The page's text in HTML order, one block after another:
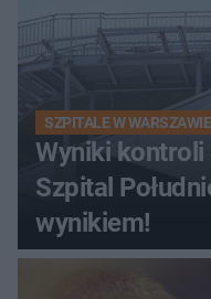
SZPITALE W WARSZAWIE
Wyniki kontroli
Szpital
wynikiem!